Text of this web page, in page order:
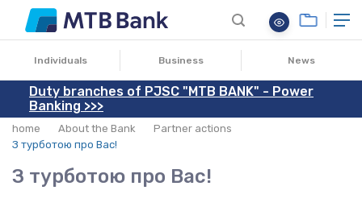
Individuals Business News
Duty branches of PJSC "MTB BANK" - Power
Banking >>>
home About the Bank
Partner actions
З турботою про Вас!
З турботою про Вас!
02.04.2018